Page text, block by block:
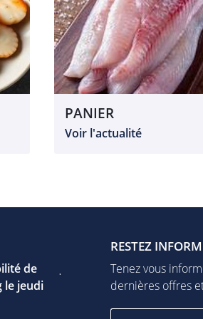
PANIER
Voir l'actualité
17 rue Léo Mérigot
18100 Vierzon
de
le jeudi
15h00 - 19h00
RESTEZ
Tenez vous
dernières offres